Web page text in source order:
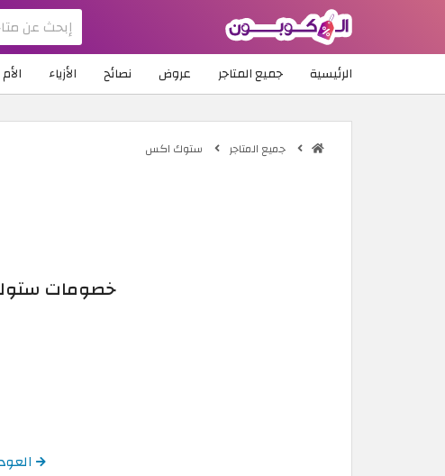
الرئيسية جميع المتاجر عروض نصائح الأزياء
جميع المتاجر ستوك اكس
خصومات ستوك اكس | خصم حتى
العودة